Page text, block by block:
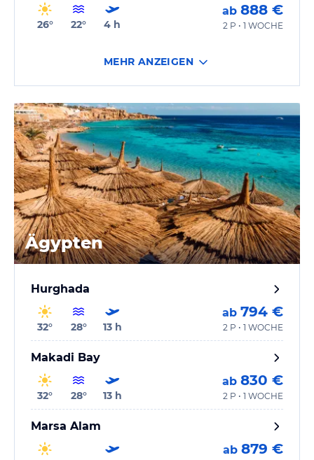
26° 22° 4 h
ab 888 €
2 P • 1 WOCHE
MEHR ANZEIGEN
Ägypten
Hurghada
32° 28° 13h
ab 794 €
2 P • 1 WOCHE
Makadi Bay
32° 28° 13h
ab 830 €
2 P • 1 WOCHE
Marsa Alam
ab 879 €